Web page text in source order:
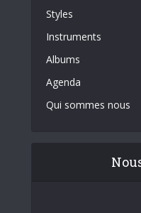
Styles
Instruments
Albums
Agenda
Qui sommes nous